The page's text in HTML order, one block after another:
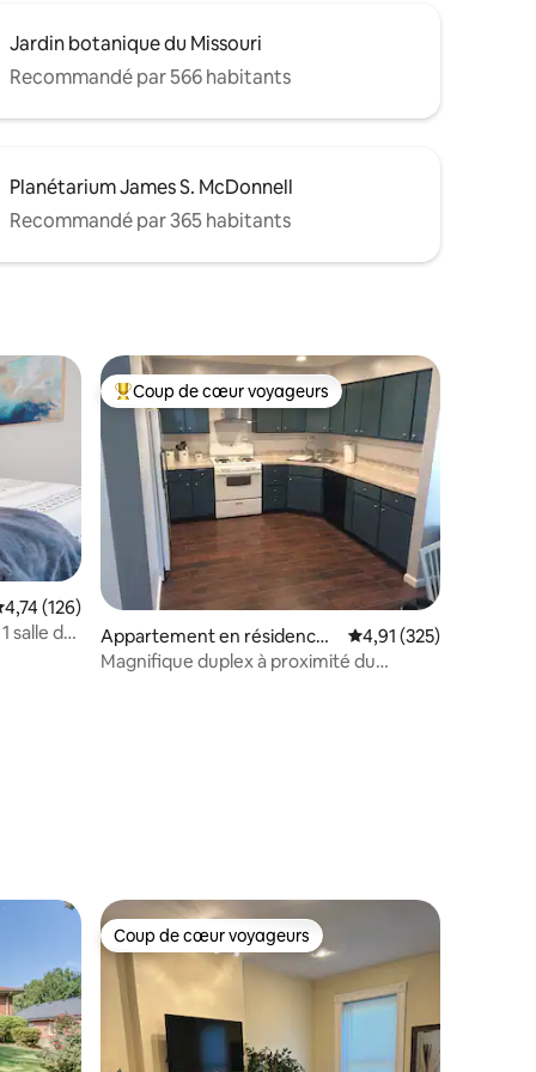
Jardin botanique du Missouri
Recommandé par 566 habitants
Planétarium James S. McDonnell
Recommandé par 365 habitants
: 4,8 sur 5
moyenne sur la base de 126 commentaires : 4,74 sur 5
4,74 (126)
salle de
Coups de cœur voyageurs les plus appréciés
Coup de cœur voyageurs
Appartement en résidence ⋅
St. Louis
Évaluation moyenne
4,91 (325)
Magnifique duplex à proximité du
appréciés Coup de cœur voyageurs
Coup de cœur voyageurs